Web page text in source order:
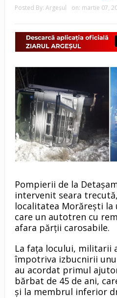
Posted By: Argeşul on: martie 07,
Pompierii de la
intervenit seara
localitatea Morărești
care un autotren cu
afara părții carosabile.
La fața locului, militarii
împotriva izbucnirii
au acordat primul
bărbat de 45 de ani,
și la membrul inferior